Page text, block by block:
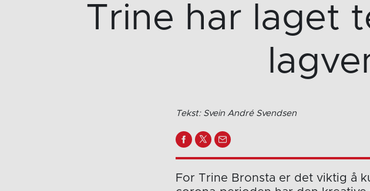
Trine har laget
Tekst: Svein André Svendsen
For Trine Bronsta er det viktig å